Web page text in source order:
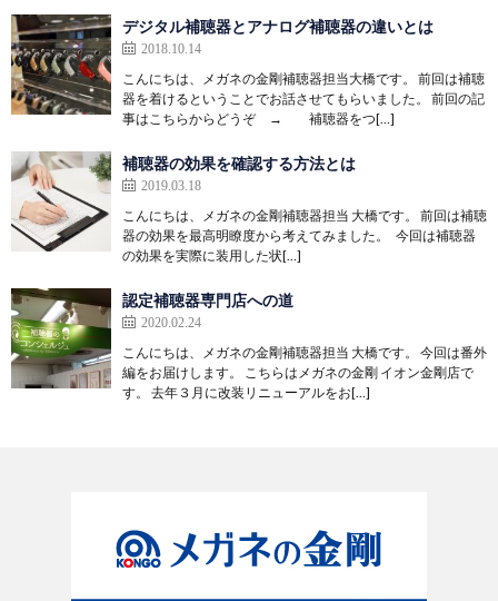
デジタル補聴器とアナログ補聴器の違いとは
2018.10.14
こんにちは、メガネの金剛補聴器担当大橋です。 前回は補聴
器を着けるということでお話させてもらいました。 前回の記
事はこちらからどうぞ → 補聴器をつ[…]
補聴器の効果を確認する方法とは
2019.03.18
こんにちは、メガネの金剛補聴器担当 大橋です。 前回は補聴
器の効果を最高明瞭度から考えてみました。 今回は補聴器
の効果を実際に装用した状[…]
認定補聴器専門店への道
2020.02.24
こんにちは、メガネの金剛補聴器担当 大橋です。 今回は番外
編をお届けします。 こちらはメガネの金剛 イオン金剛店で
す。 去年３月に改装リニューアルをお[…]